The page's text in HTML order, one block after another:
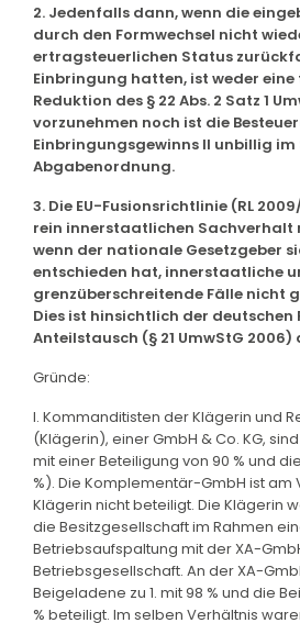
2. Jedenfalls dann, wenn die
durch den Formwechsel nicht
ertragsteuerlichen Status
Einbringung hatten, ist weder
Reduktion des § 22 Abs. 2 Satz 1
vorzunehmen noch ist die
Einbringungsgewinns II unbillig im
Abgabenordnung.
3. Die EU-Fusionsrichtlinie (RL
rein innerstaatlichen Sachverhalt
wenn der nationale Gesetzgeber
entschieden hat, innerstaatliche
grenzüberschreitende Fälle nicht
Dies ist hinsichtlich der deutschen
Anteilstausch (§ 21 UmwStG 2006)
Gründe:
I. Kommanditisten der Klägerin und
(Klägerin), einer GmbH & Co. KG,
mit einer Beteiligung von 90 % und
%). Die Komplementär-GmbH ist
Klägerin nicht beteiligt. Die Klägerin
die Besitzgesellschaft im Rahmen
Betriebsaufspaltung mit der XA-
Betriebsgesellschaft. An der XA-
Beigeladene zu 1. mit 98 % und die
% beteiligt. Im selben Verhältnis